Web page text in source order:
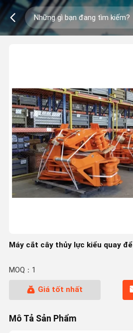
Máy cắt cây thủy lực kiểu quay
MOQ：1
Giá tốt nhất
Mô Tả Sản Phẩm